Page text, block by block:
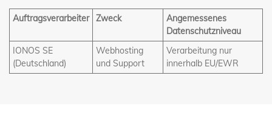
Auftragsverarbeiter Zweck
Angemessenes
Datenschutzniveau
IONOS SE
(Deutschland)
Webhosting
und Support
Verarbeitung nur
innerhalb EU/EWR